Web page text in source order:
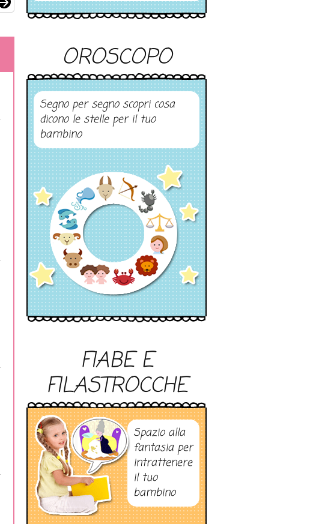
OROSCOPO
Segno per segno scopri cosa
dicono le stelle per il tuo
bambino
FIABE E
FILASTROCCHE
Spazio alla
fantasia per
intrattenere
il tuo
bambino